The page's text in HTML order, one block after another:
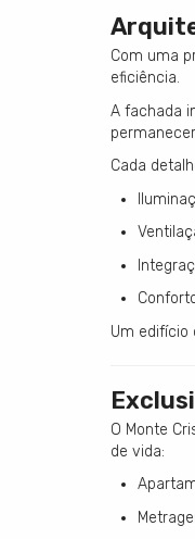
Com uma
eficiência.
A fachada
Cada
Um edifício
O Monte
de vida: